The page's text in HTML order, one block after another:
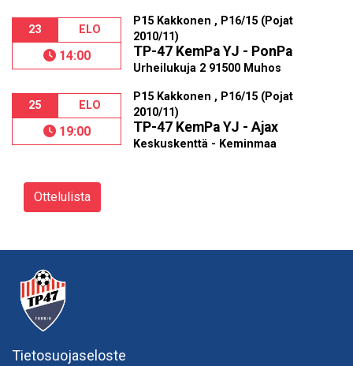
23 ELO
14:00
P15 Kakkonen , P16/15 (Pojat
2010/11)
TP-47 KemPa YJ - PonPa
Urheilukuja 2 91500 Muhos
25 ELO
19:00
P15 Kakkonen , P16/15 (Pojat
2010/11)
TP-47 KemPa YJ - Ajax
Keskuskenttä - Keminmaa
Ottelulista
Tietosuojaseloste